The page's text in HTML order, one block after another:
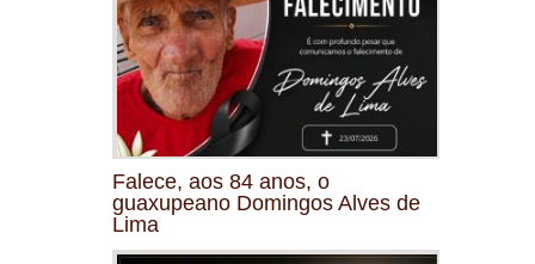
Falece, aos 84 anos, o
guaxupeano Domingos Alves de
Lima